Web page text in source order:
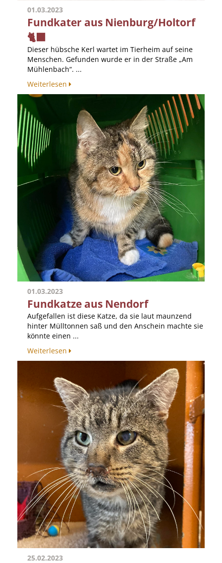
01.03.2023
Fundkater aus Nienburg/Holtorf
🐈‍⬛
Dieser hübsche Kerl wartet im Tierheim auf seine
Menschen. Gefunden wurde er in der Straße „Am
Mühlenbach“. ...
Weiterlesen
01.03.2023
Fundkatze aus Nendorf
Aufgefallen ist diese Katze, da sie laut maunzend
hinter Mülltonnen saß und den Anschein machte sie
könnte einen ...
Weiterlesen
25.02.2023